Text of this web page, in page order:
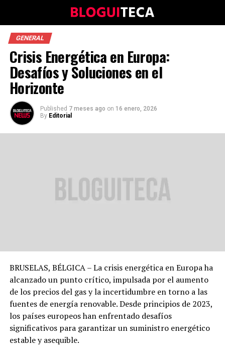
GENERAL
Crisis Energética en Europa:
Desafíos y Soluciones en el
Horizonte
Published 7 meses ago on 16 enero, 2026
By Editorial
BRUSELAS, BÉLGICA – La crisis energética en Europa ha
alcanzado un punto crítico, impulsada por el aumento
de los precios del gas y la incertidumbre en torno a las
fuentes de energía renovable. Desde principios de 2023,
los países europeos han enfrentado desafíos
significativos para garantizar un suministro energético
estable y asequible.